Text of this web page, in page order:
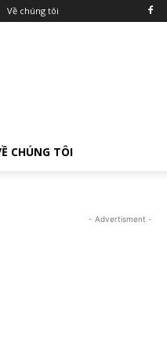
Về chúng tôi
CHÚNG TÔI
- Advertisment -